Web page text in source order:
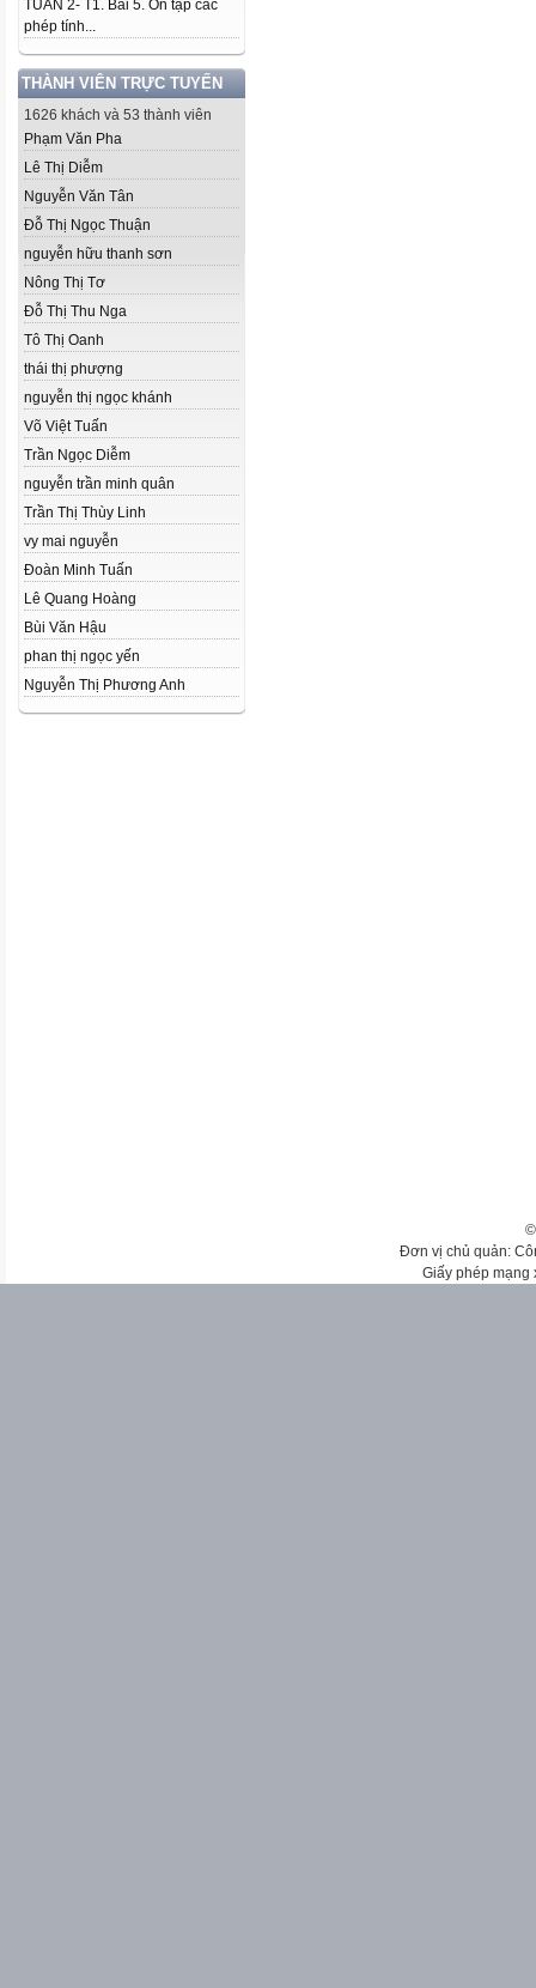
TUẦN 2- T1. Bài 5. Ôn tập các
phép tính...
THÀNH VIÊN TRỰC TUYẾN
1626 khách và 53 thành viên
Phạm Văn Pha
Lê Thị Diễm
Nguyễn Văn Tân
Đỗ Thị Ngọc Thuận
nguyễn hữu thanh sơn
Nông Thị Tơ
Đỗ Thị Thu Nga
Tô Thị Oanh
thái thị phượng
nguyễn thị ngọc khánh
Võ Việt Tuấn
Trần Ngọc Diễm
nguyễn trần minh quân
Trần Thị Thùy Linh
vy mai nguyễn
Đoàn Minh Tuấn
Lê Quang Hoàng
Bùi Văn Hậu
phan thị ngọc yến
Nguyễn Thị Phương Anh
Đơn vị chủ quản:
Giấy phép mạng